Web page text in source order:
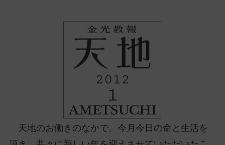
天地のお働きのなかで、今月今日の命と生活を